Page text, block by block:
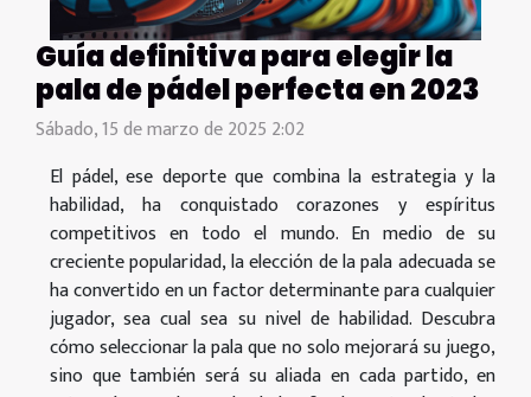
Guía definitiva para elegir la
pala de pádel perfecta en 2023
Sábado, 15 de marzo de 2025 2:02
El pádel, ese deporte que combina la estrategia y la
habilidad, ha conquistado corazones y espíritus
competitivos en todo el mundo. En medio de su
creciente popularidad, la elección de la pala adecuada se
ha convertido en un factor determinante para cualquier
jugador, sea cual sea su nivel de habilidad. Descubra
cómo seleccionar la pala que no solo mejorará su juego,
sino que también será su aliada en cada partido, en